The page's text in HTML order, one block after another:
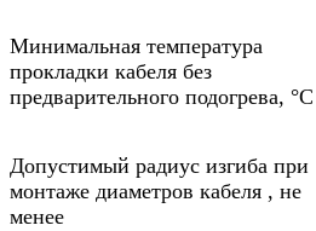
Минимальная температура
прокладки кабеля без
предварительного подогрева, °С
Допустимый радиус изгиба при
монтаже диаметров кабеля , не
менее